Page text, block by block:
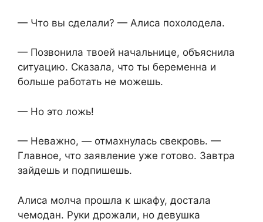
— Что вы сделали? — Алиса похолодела.
— Позвонила твоей начальнице, объяснила
ситуацию. Сказала, что ты беременна и
больше работать не можешь.
— Но это ложь!
— Неважно, — отмахнулась свекровь. —
Главное, что заявление уже готово. Завтра
зайдешь и подпишешь.
Алиса молча прошла к шкафу, достала
чемодан. Руки дрожали, но девушка